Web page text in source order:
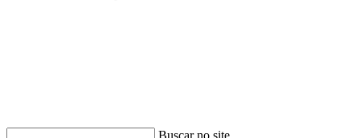
Buscar no site